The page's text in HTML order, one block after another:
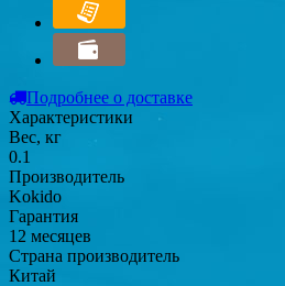
Подробнее о доставке
Характеристики
Вес, кг
0.1
Производитель
Kokido
Гарантия
12 месяцев
Страна производитель
Китай